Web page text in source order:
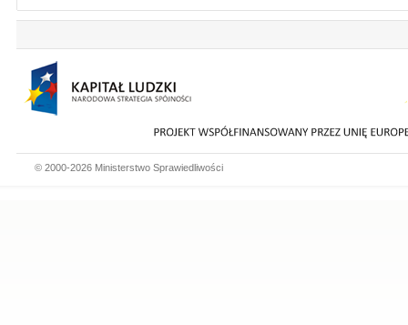
© 2000-2026 Ministerstwo Sprawiedliwości